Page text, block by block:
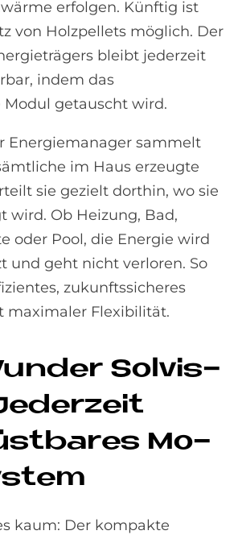
erfolgen. Künftig ist
von Holzpellets möglich. Der
bleibt jederzeit
indem das
getauscht wird.
Energiemanager sammelt
im Haus erzeugte
sie gezielt dorthin, wo sie
wird. Ob Heizung, Bad,
oder Pool, die Energie wird
und geht nicht verloren. So
zukunftssicheres
maximaler Flexibilität.
Sol­vis­
Mo­
kaum: Der kompakte